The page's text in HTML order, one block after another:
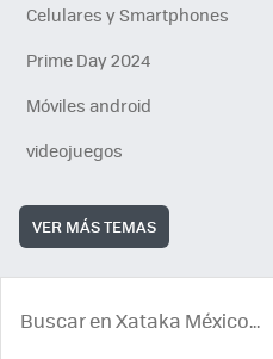
Celulares y Smartphones
Prime Day 2024
Móviles android
videojuegos
VER MÁS TEMAS